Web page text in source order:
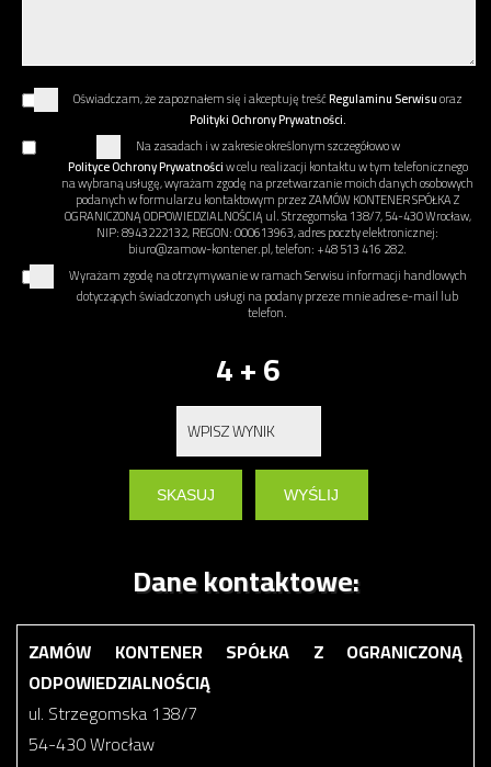
Oświadczam, że zapoznałem się i akceptuję treśćRegulaminu Serwisuoraz
Polityki Ochrony Prywatności.
Na zasadach i w zakresie określonym szczegółowo w
Polityce Ochrony Prywatnościw celu realizacji kontaktu w tym telefonicznego
na wybraną usługę, wyrażam zgodę na przetwarzanie moich danych osobowych
podanych w formularzu kontaktowym przez ZAMÓW KONTENER SPÓŁKA Z
OGRANICZONĄ ODPOWIEDZIALNOŚCIĄ ul. Strzegomska 138/7, 54-430 Wrocław,
NIP: 8943222132, REGON: 000613963, adres poczty elektronicznej:
biuro@zamow-kontener.pl, telefon: +48 513 416 282.
Wyrażam zgodę na otrzymywanie w ramach Serwisu informacji handlowych
dotyczących świadczonych usługi na podany przeze mnie adres e-mail lub
telefon.
4 + 6
Dane kontaktowe:
ZAMÓW KONTENER SPÓŁKA Z OGRANICZONĄ
ODPOWIEDZIALNOŚCIĄ
ul. Strzegomska 138/7
54-430 Wrocław